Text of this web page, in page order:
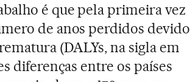
é que pela primeira vez
de anos perdidos devido
(DALYs, na sigla em
diferenças entre os países